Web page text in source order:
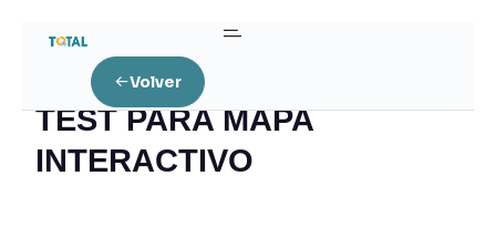
Volver
Home TEST PARA MAPA INTERACTIVO
TEST PARA MAPA
INTERACTIVO